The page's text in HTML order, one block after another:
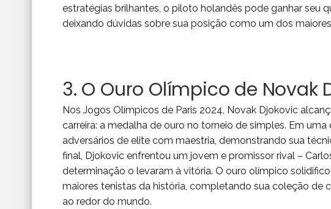
estratégias brilhantes, o piloto holandês pode ganhar seu
deixando dúvidas sobre sua posição como um dos
3. O Ouro Olímpico de Novak
Nos Jogos Olímpicos de Paris 2024, Novak Djokovic
carreira: a medalha de ouro no torneio de simples. Em
adversários de elite com maestria, demonstrando sua
final, Djokovic enfrentou um jovem e promissor rival –
determinação o levaram à vitória. O ouro olímpico
maiores tenistas da história, completando sua coleção de
ao redor do mundo.